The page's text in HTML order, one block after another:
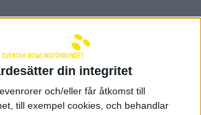
din integritet
och/eller får åtkomst till
till exempel cookies, och behandlar